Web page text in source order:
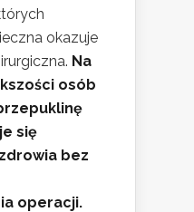
okazuje
Na
osób
się
bez
operacji.